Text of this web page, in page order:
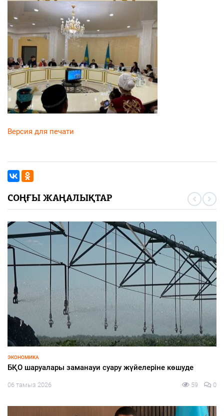
Версия для печати
СОҢҒЫ ЖАҢАЛЫҚТАР
ЭКОНОМИКА
БҚО шаруалары заманауи суару жүйелеріне көшуде
06 тамыз 2026 59 0